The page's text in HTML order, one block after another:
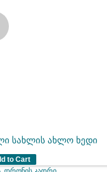
სახლის ახლო ხედი
to Cart